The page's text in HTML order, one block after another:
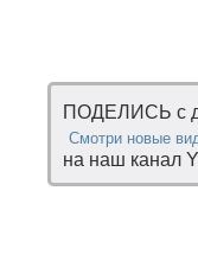
ПОДЕЛИСЬ с
Смотри новые
на наш канал